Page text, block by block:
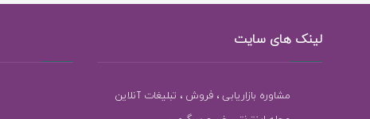
لینک های سایت
مشاوره بازاریابی ، فروش ، تبلیغات آنلاین